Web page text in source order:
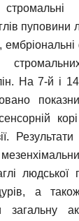
пуповини
На 7-й і
а
загальну